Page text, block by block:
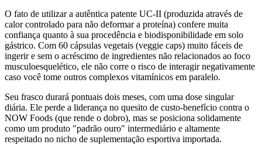
O fato de utilizar a autêntica patente UC-II (produzida através de
calor controlado para não deformar a proteína) confere muita
confiança quanto à sua procedência e biodisponibilidade em solo
gástrico. Com 60 cápsulas vegetais (veggie caps) muito fáceis de
ingerir e sem o acréscimo de ingredientes não relacionados ao foco
musculoesquelético, ele não corre o risco de interagir negativamente
caso você tome outros complexos vitamínicos em paralelo.
Seu frasco durará pontuais dois meses, com uma dose singular
diária. Ele perde a liderança no quesito de custo-benefício contra o
NOW Foods (que rende o dobro), mas se posiciona solidamente
como um produto "padrão ouro" intermediário e altamente
respeitado no nicho de suplementação esportiva importada.